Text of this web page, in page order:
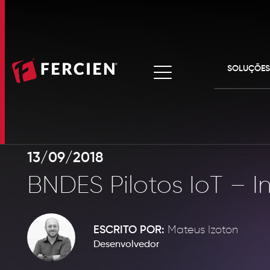
SOBRE A FERCIEN
SOLUÇÕES
ANTAQ
GESTÃO DE
PRODUTOS RFID
CLIENTES
SOLUÇÕES
13/09/2018
BNDES Pilotos IoT –
ESCRITO POR: Mateus Izoton
Desenvolvedor